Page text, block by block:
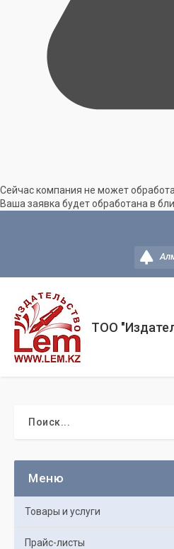
Сейчас компания не может
Ваша заявка будет обработана в
ТОО
Товары и услуги
Прайс-листы